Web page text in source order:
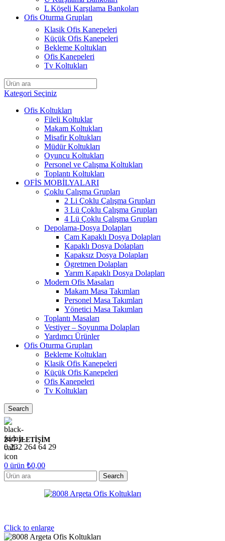
L Köşeli Karşılama Bankoları
Ofis Oturma Grupları
Klasik Ofis Kanepeleri
Küçük Ofis Kanepeleri
Bekleme Koltukları
Ofis Kanepeleri
Tv Koltukları
Kategori Seçiniz
Ofis Koltukları
Fileli Koltuklar
Makam Koltukları
Misafir Koltukları
Müdür Koltukları
Oyuncu Koltukları
Personel ve Çalışma Koltukları
Toplantı Koltukları
OFİS MOBİLYALARI
Çoklu Çalışma Grupları
2 Li Çoklu Çalışma Grupları
3 Lü Çoklu Çalışma Grupları
4 Lü Çoklu Çalışma Grupları
Depolama-Dosya Dolapları
Cam Kapaklı Dosya Dolapları
Kapaklı Dosya Dolapları
Kapaksız Dosya Dolapları
Ögretmen Dolapları
Yarım Kapaklı Dosya Dolapları
Modern Ofis Masaları
Makam Masa Takımları
Personel Masa Takımları
Yönetici Masa Takımları
Toplantı Masaları
Vestiyer – Soyunma Dolapları
Yardımcı Ürünler
Ofis Oturma Grupları
Bekleme Koltukları
Klasik Ofis Kanepeleri
Küçük Ofis Kanepeleri
Ofis Kanepeleri
Tv Koltukları
Search
24/7 İLETİŞİM
0 232 264 64 29
0 ürün ₺0,00
Search
Click to enlarge